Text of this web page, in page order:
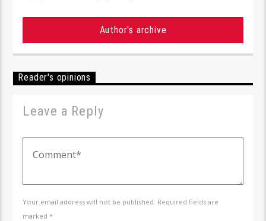
Author's archive
Reader's opinions
Leave a Reply
Your email address will not be published. Required fields are
marked *